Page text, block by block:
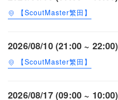
【ScoutMaster繁田】
2026/08/10 (21:00 ~ 22:00)
【ScoutMaster繁田】
2026/08/17 (09:00 ~ 10:00)